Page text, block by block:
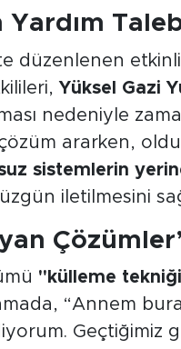
düzenlenen
Yüksel Gazi
nedeniyle
ararken,
sistemlerin
iletilmesini
"külleme
“Annem
Geçtiğimiz